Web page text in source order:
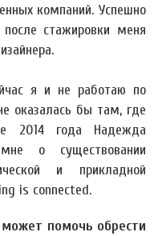
компаний. Успешно
стажировки меня
я и не работаю по
оказалась бы там, где
2014 года Надежда
о существовании
и прикладной
is connected.
помочь обрести